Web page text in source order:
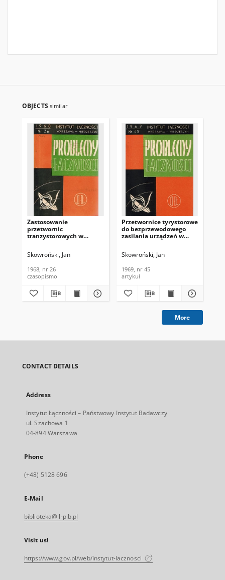
OBJECTS similar
Zastosowanie
przetwornic
tranzystorowych w
Polsce. Problemy
Skowroński, Jan
1968, nr 26
czasopismo
Przetwornice tyrystorowe
do bezprzewodowego
zasilania urządzeń w
Problemy Łączności,
Skowroński, Jan
1969, nr 45
artykuł
More
CONTACT DETAILS
Address
Instytut Łączności – Państwowy Instytut Badawczy
ul. Szachowa 1
04-894 Warszawa
Phone
(+48) 5128 696
E-Mail
biblioteka@il-pib.pl
Visit us!
https://www.gov.pl/web/instytut-lacznosci